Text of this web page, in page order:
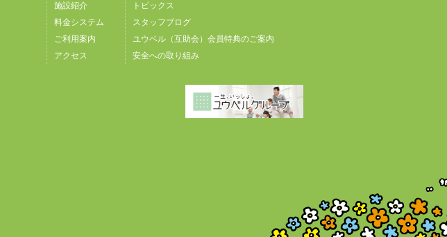
施設紹介
料金システム
ご利用案内
アクセス
トピックス
スタッフブログ
ユウベル（互助会）会員特典のご案内
安全への取り組み